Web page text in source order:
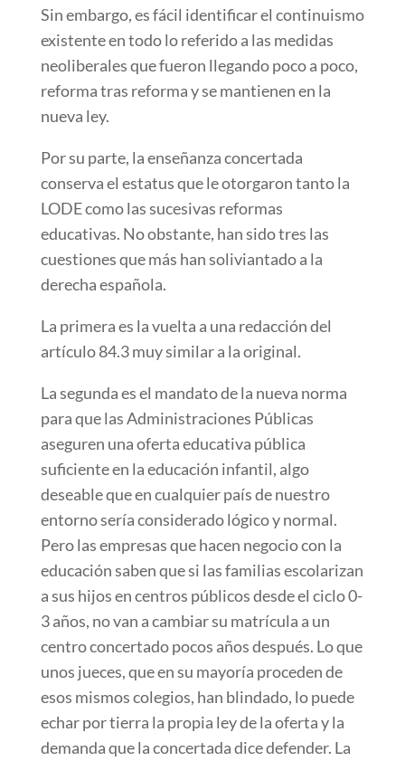
Sin embargo, es fácil identificar el continuismo
existente en todo lo referido a las medidas
neoliberales que fueron llegando poco a poco,
reforma tras reforma y se mantienen en la
nueva ley.
Por su parte, la enseñanza concertada
conserva el estatus que le otorgaron tanto la
LODE como las sucesivas reformas
educativas. No obstante, han sido tres las
cuestiones que más han soliviantado a la
derecha española.
La primera es la vuelta a una redacción del
artículo 84.3 muy similar a la original.
La segunda es el mandato de la nueva norma
para que las Administraciones Públicas
aseguren una oferta educativa pública
suficiente en la educación infantil, algo
deseable que en cualquier país de nuestro
entorno sería considerado lógico y normal.
Pero las empresas que hacen negocio con la
educación saben que si las familias escolarizan
a sus hijos en centros públicos desde el ciclo 0-
3 años, no van a cambiar su matrícula a un
centro concertado pocos años después. Lo que
unos jueces, que en su mayoría proceden de
esos mismos colegios, han blindado, lo puede
echar por tierra la propia ley de la oferta y la
demanda que la concertada dice defender. La